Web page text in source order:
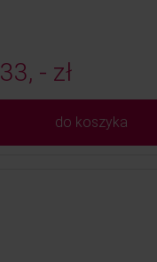
33, - zł
do koszyka